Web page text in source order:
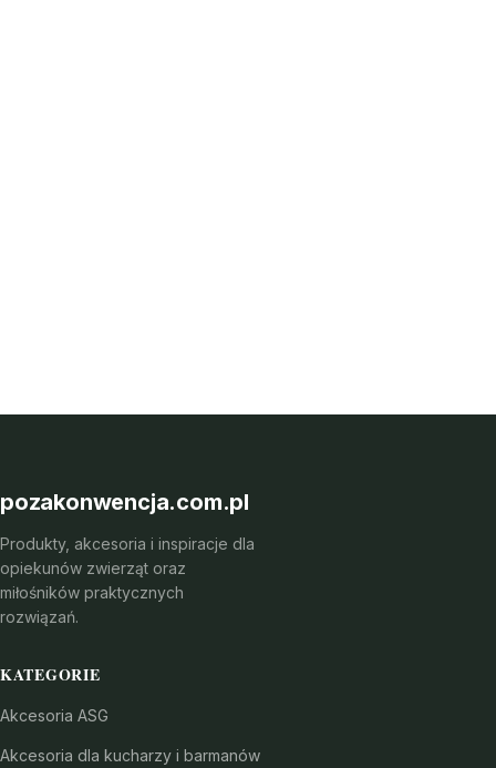
pozakonwencja.com.pl
Produkty, akcesoria i inspiracje dla
opiekunów zwierząt oraz
miłośników praktycznych
rozwiązań.
KATEGORIE
Akcesoria ASG
Akcesoria dla kucharzy i barmanów